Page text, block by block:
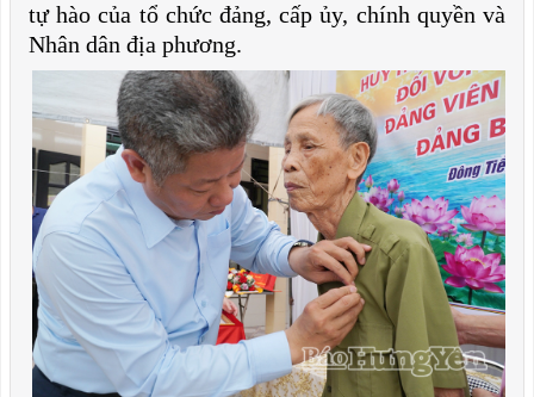
tự hào của tổ chức đảng, cấp ủy, chính quyền và
Nhân dân địa phương.